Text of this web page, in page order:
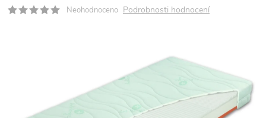
Neohodnoceno Podrobnosti hodnocení